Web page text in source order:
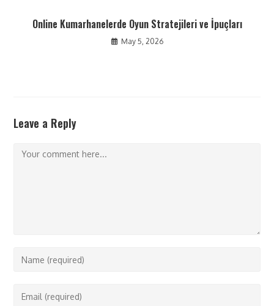
Online Kumarhanelerde Oyun Stratejileri ve İpuçları
May 5, 2026
Leave a Reply
Comment
Enter
or
Enter